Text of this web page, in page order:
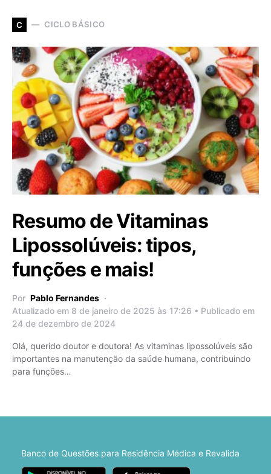
C CICLO BÁSICO
Resumo de Vitaminas
Lipossolúveis: tipos,
funções e mais!
Por Pablo Fernandes
Atualizado em 8 de janeiro de 2025 às 17:26 • Publicado em
24 de dezembro de 2024
Olá, querido doutor e doutora! As vitaminas lipossolúveis são
importantes na manutenção da saúde humana, contribuindo
para funções…
Banco de Questões para Residência Médica e Revalida